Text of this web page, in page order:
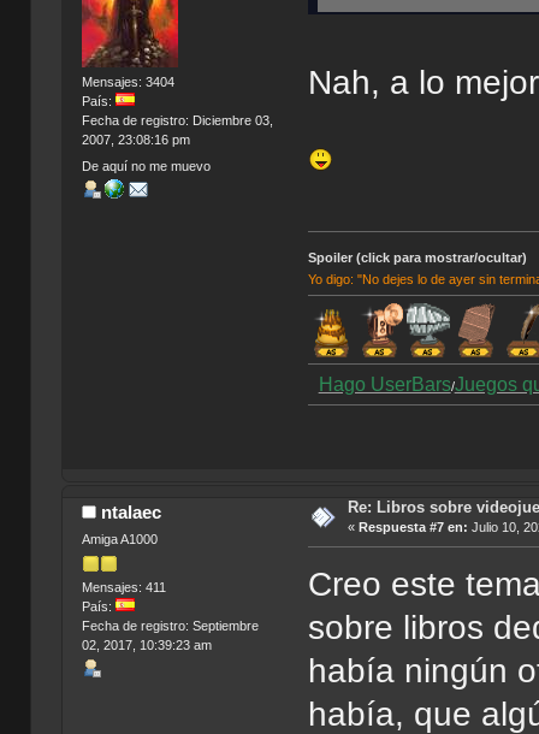
Mensajes: 3404
País:
Fecha de registro: Diciembre 03,
2007, 23:08:16 pm
De aquí no me muevo
Nah, a lo
Spoiler (click para mostrar/ocultar)
Yo digo: "No dejes lo de ayer sin
Hago UserBars/Juegos
ntalaec
Amiga A1000
Mensajes: 411
País:
Fecha de registro: Septiembre
02, 2017, 10:39:23 am
Re: Libros sobre
« Respuesta #7 en: Julio 10,
Creo este
sobre libros
había ningún
había, que